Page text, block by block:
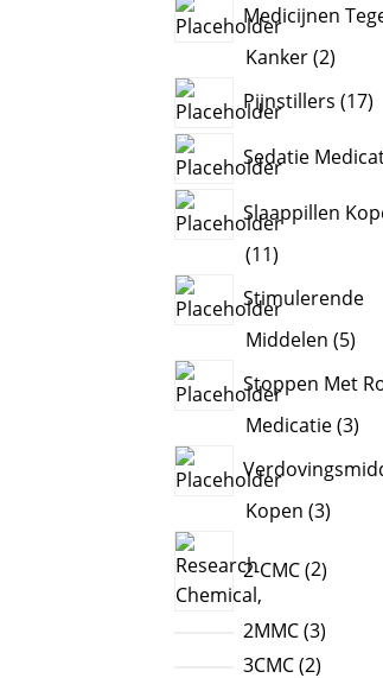
Medicijnen
Kanker 22
Pijnstillers 1717
Sedatie
Slaappillen
1111
Stimulerende
Middelen 55
Stoppen Met
Medicatie 33
Kopen 33
2-CMC 2
2MMC 33
3CMC 22